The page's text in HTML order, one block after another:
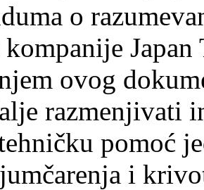
o
kompanije
ovog
razmenjivati
pomoć
i